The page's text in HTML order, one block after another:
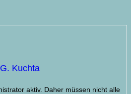
G. Kuchta
aktiv. Daher müssen nicht alle